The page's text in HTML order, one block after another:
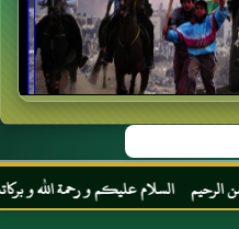
الرحيم السلام عليكم و رحمة الله و